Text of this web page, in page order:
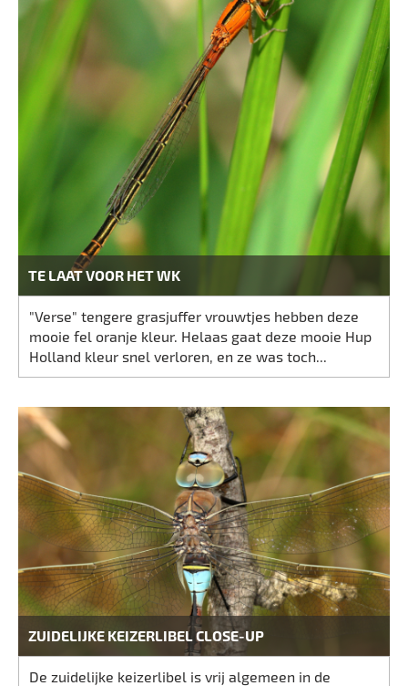
TE LAAT VOOR HET WK
"Verse" tengere grasjuffer vrouwtjes hebben deze
mooie fel oranje kleur. Helaas gaat deze mooie Hup
Holland kleur snel verloren, en ze was toch...
ZUIDELIJKE KEIZERLIBEL CLOSE-UP
De zuidelijke keizerlibel is vrij algemeen in de